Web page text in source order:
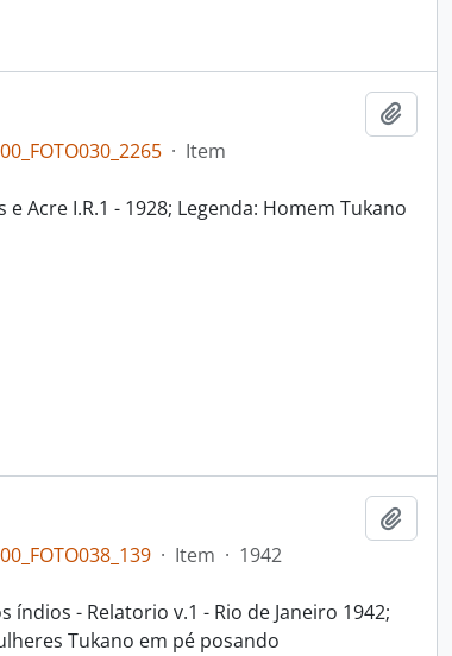
· Item
Acre I.R.1 - 1928; Legenda: Homem Tukano
· Item · 1942
- Relatorio v.1 - Rio de Janeiro 1942;
Tukano em pé posando